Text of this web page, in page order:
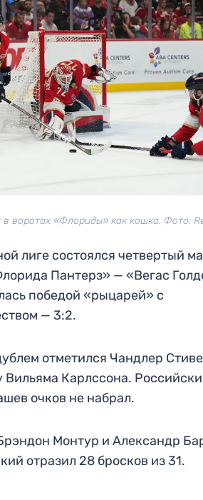
в воротах «Флориды» как кошка. Фото:
лиге состоялся четвертый
Пантерз» — «Вегас
победой «рыцарей» с
— 3:2.
отметился Чандлер
Вильяма Карлссона.
очков не набрал.
Монтур и Александр
отразил 28 бросков из 31.